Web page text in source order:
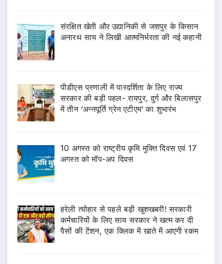
संरक्षित खेती और उद्यानिकी से जशपुर के किसान
अनारथ साय ने लिखी आत्मनिर्भरता की नई कहानी
पीडीएस प्रणाली में पारदर्शिता के लिए राज्य
सरकार की बड़ी पहल- रायपुर, दुर्ग और बिलासपुर
में तीन ‘अन्नपूर्ति ग्रेन एटीएम‘ का शुभारंभ
10 अगस्त को राष्ट्रीय कृमि मुक्ति दिवस एवं 17
अगस्त को मॉप-अप दिवस
हरेली त्योहार से पहले बड़ी खुशखबरी! सरकारी
कर्मचारियों के लिए साय सरकार ने खत्म कर दी
पैसों की टेंशन, एक क्लिक में खाते में आएगी रकम